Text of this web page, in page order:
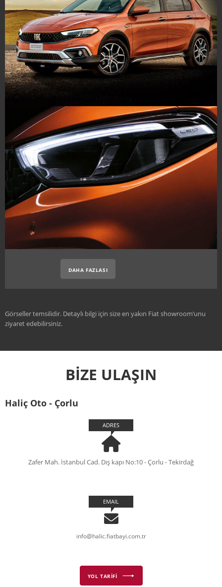
DAHA FAZLASI
Görseller temsilidir. Detaylı bilgi için size en yakın Fiat showroom’unu
ziyaret edebilirsiniz.
BİZE ULAŞIN
Haliç Oto - Çorlu
ADRES
Zafer Mah. İstanbul Cad. Dış kapı No:10 - Çorlu - Tekirdağ
EMAIL
info@halic.fiatbayi.com.tr
YOL TARİFİ